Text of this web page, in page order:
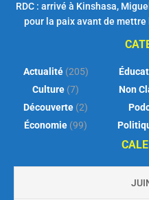
RDC : arrivé à Kinshasa,
pour la paix avant de mettre
Actualité(205)
Culture (7)
Découverte (2)
Économie (99)
Non